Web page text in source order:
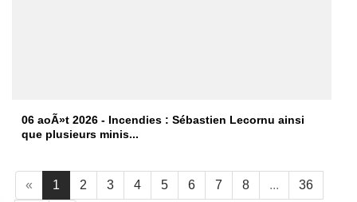
06 aoÃ»t 2026 - Incendies : Sébastien Lecornu ainsi
que plusieurs minis...
« 1 2 3 4 5 6 7 8 ... 36